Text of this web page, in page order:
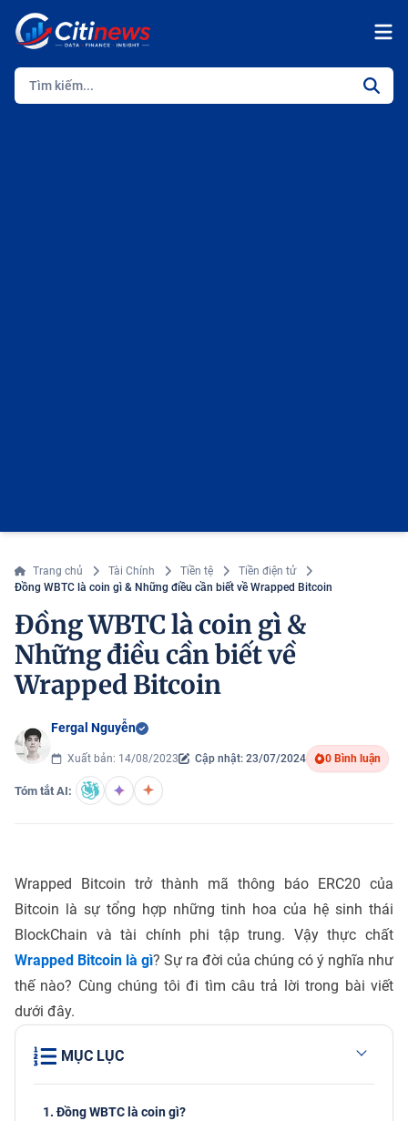
Trang chủ Tài Chính Tiền tệ
Tiền điện tử
Đồng WBTC là coin gì & Những điều cần biết về Wrapped Bitcoin
Đồng WBTC là coin gì &
Những điều cần biết về
Wrapped Bitcoin
Fergal Nguyễn
Xuất bản: 14/08/2023 Cập nhật: 23/07/2024 0 Bình luận
Tóm tắt AI:
Wrapped Bitcoin trở thành mã thông báo ERC20 của
Bitcoin là sự tổng hợp những tinh hoa của hệ sinh thái
BlockChain và tài chính phi tập trung. Vậy thực chất
Wrapped Bitcoin là gì? Sự ra đời của chúng có ý nghĩa như
thế nào? Cùng chúng tôi đi tìm câu trả lời trong bài viết
dưới đây.
MỤC LỤC
1. Đồng WBTC là coin gì?